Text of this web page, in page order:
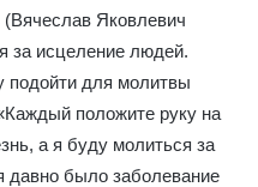
Яковлевич
за исцеление людей.
подойти для молитвы
положите руку на
а я буду молиться за
давно было заболевание